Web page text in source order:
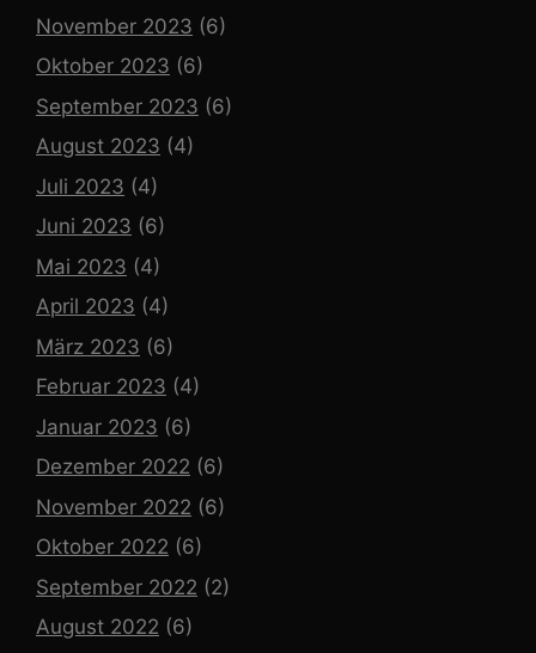
November 2023 (6)
Oktober 2023 (6)
September 2023 (6)
August 2023 (4)
Juli 2023 (4)
Juni 2023 (6)
Mai 2023 (4)
April 2023 (4)
März 2023 (6)
Februar 2023 (4)
Januar 2023 (6)
Dezember 2022 (6)
November 2022 (6)
Oktober 2022 (6)
September 2022 (2)
August 2022 (6)